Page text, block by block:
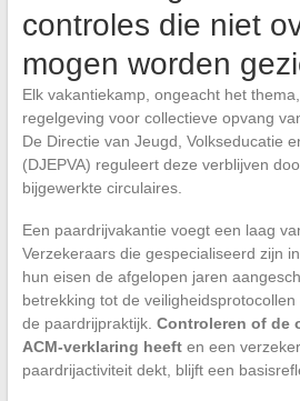
controles die niet
mogen worden
Elk vakantiekamp, ongeacht het
regelgeving voor collectieve opvang
De Directie van Jeugd, Volkseducatie
(DJEPVA) reguleert deze verblijven
bijgewerkte circulaires.
Een paardrijvakantie voegt een laag
Verzekeraars die gespecialiseerd zijn
hun eisen de afgelopen jaren
betrekking tot de
de paardrijpraktijk. Controleren of de
ACM-verklaring heeften een
paardrijactiviteit dekt, blijft een